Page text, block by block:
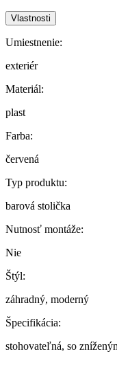
Vlastnosti
Umiestnenie:
exteriér
Materiál:
plast
Farba:
červená
Typ produktu:
barová stolička
Nutnosť montáže:
Nie
Štýl:
záhradný, moderný
Špecifikácia:
stohovateľná, so